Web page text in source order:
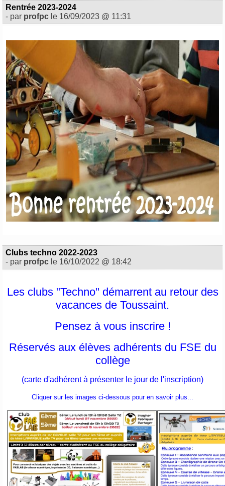
Rentrée 2023-2024
- par profpc le 16/09/2023 @ 11:31
Clubs techno 2022-2023
- par profpc le 16/10/2022 @ 18:42
Les clubs "Techno" démarrent au retour des
vacances de Toussaint.
Pensez à vous inscrire !
Réservés aux élèves adhérents du FSE du
collège
(carte d'adhérent à présenter le jour de l'inscription)
Cliquer sur les images ci-dessous pour en savoir plus...